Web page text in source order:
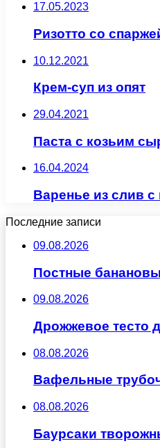
17.05.2023
Ризотто со
10.12.2021
Крем-суп из опят
29.04.2021
Паста с козьим
16.04.2024
Варенье из слив
Последние записи
09.08.2026
Постные
09.08.2026
Дрожжевое тесто
08.08.2026
Вафельные
08.08.2026
Баурсаки